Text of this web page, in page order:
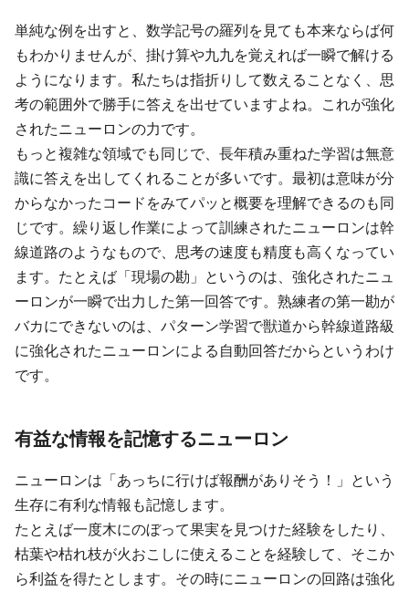
単純な例を出すと、数学記号の羅列を見ても本来ならば何
もわかりませんが、掛け算や九九を覚えれば一瞬で解ける
ようになります。私たちは指折りして数えることなく、思
考の範囲外で勝手に答えを出せていますよね。これが強化
されたニューロンの力です。
もっと複雑な領域でも同じで、長年積み重ねた学習は無意
識に答えを出してくれることが多いです。最初は意味が分
からなかったコードをみてパッと概要を理解できるのも同
じです。繰り返し作業によって訓練されたニューロンは幹
線道路のようなもので、思考の速度も精度も高くなってい
ます。たとえば「現場の勘」というのは、強化されたニュ
ーロンが一瞬で出力した第一回答です。熟練者の第一勘が
バカにできないのは、パターン学習で獣道から幹線道路級
に強化されたニューロンによる自動回答だからというわけ
です。
有益な情報を記憶するニューロン
ニューロンは「あっちに行けば報酬がありそう！」という
生存に有利な情報も記憶します。
たとえば一度木にのぼって果実を見つけた経験をしたり、
枯葉や枯れ枝が火おこしに使えることを経験して、そこか
ら利益を得たとします。その時にニューロンの回路は強化